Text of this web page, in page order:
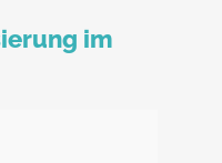
im